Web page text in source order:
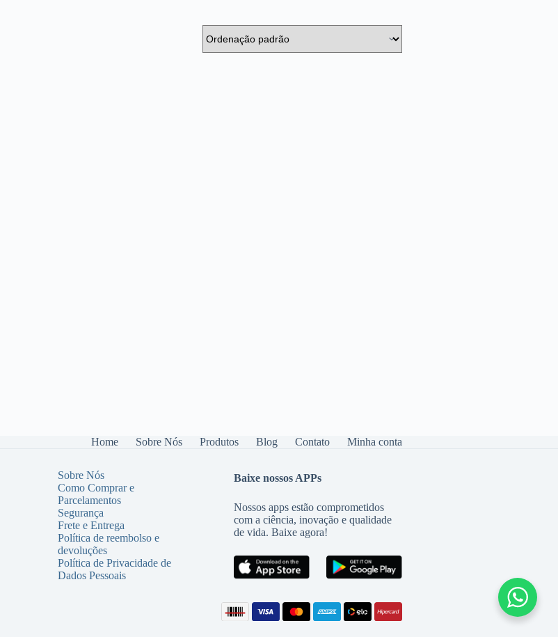
Home Sobre Nós Produtos Blog Contato Minha conta
Sobre Nós
Como Comprar e
Parcelamentos
Segurança
Frete e Entrega
Política de reembolso e
devoluções
Política de Privacidade de
Dados Pessoais
Baixe nossos APPs
Nossos apps estão comprometidos
com a ciência, inovação e qualidade
de vida. Baixe agora!